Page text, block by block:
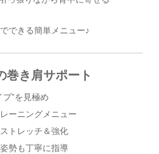
できる簡単メニュー♪
き肩サポート
”を見極め
ーニングメニュー
トレッチ＆強化
勢も丁寧に指導